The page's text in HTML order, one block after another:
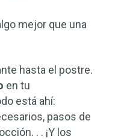
mejor que una
hasta el postre.
en tu
está ahí:
pasos de
. . ¡Y los